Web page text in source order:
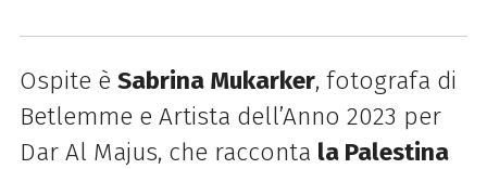
Ospite è Sabrina Mukarker, fotografa di
Betlemme e Artista dell’Anno 2023 per
Dar Al Majus, che racconta la Palestina